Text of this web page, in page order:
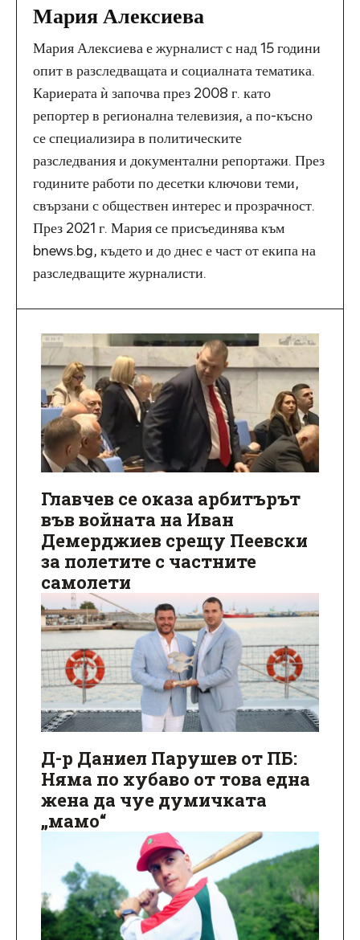
Мария Алексиева
Мария Алексиева е журналист с над 15 години
опит в разследващата и социалната тематика.
Кариерата ѝ започва през 2008 г. като
репортер в регионална телевизия, а по-късно
се специализира в политическите
разследвания и документални репортажи. През
годините работи по десетки ключови теми,
свързани с обществен интерес и прозрачност.
През 2021 г. Мария се присъединява към
bnews.bg, където и до днес е част от екипа на
разследващите журналисти.
Главчев се оказа арбитърът
във войната на Иван
Демерджиев срещу Пеевски
за полетите с частните
самолети
Д-р Даниел Парушев от ПБ:
Няма по хубаво от това една
жена да чуе думичката
„мамо“